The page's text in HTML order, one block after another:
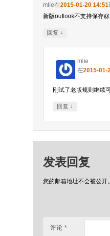
mlie在2015-01-20 14:51
新版outlook不支持保存
回复 ↓
mlie
在2015-01-
刚试了老版规则继续
回复 ↓
发表回复
您的邮箱地址不会被公开。
评论*